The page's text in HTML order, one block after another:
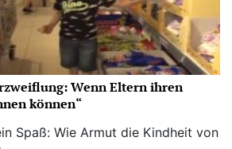
Wenn Eltern ihren
können“
Spaß: Wie Armut die Kindheit von